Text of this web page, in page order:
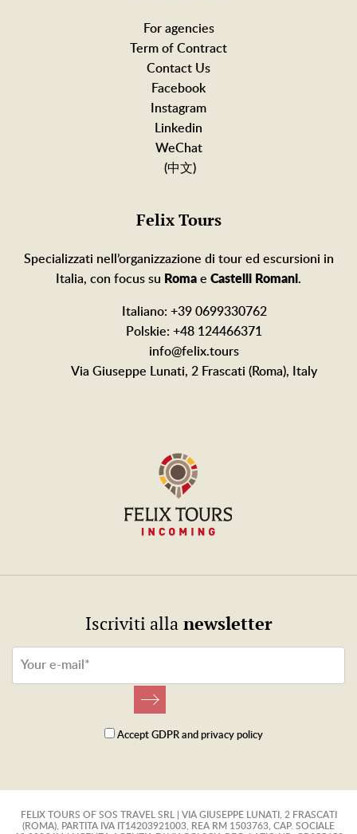
For agencies
Term of Contract
Contact Us
Facebook
Instagram
Linkedin
WeChat
(中文)
Felix Tours
Specializzati nell’organizzazione di tour ed escursioni in
Italia, con focus su Roma e Castelli Romani.
Italiano: +39 0699330762
Polskie: +48 124466371
info@felix.tours
Via Giuseppe Lunati, 2 Frascati (Roma), Italy
Iscriviti alla newsletter
Accept GDPR and privacy policy
FELIX TOURS OF SOS TRAVEL SRL | VIA GIUSEPPE LUNATI, 2 FRASCATI
(ROMA), PARTITA IVA IT14203921003, REA RM 1503763, CAP. SOCIALE